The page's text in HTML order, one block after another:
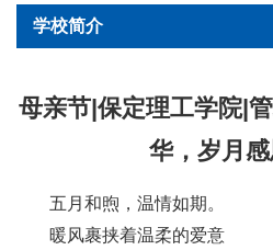
学校简介
母亲节|保定理工学院|
华，岁月
五月和煦，温情如期。
暖风裹挟着温柔的爱意